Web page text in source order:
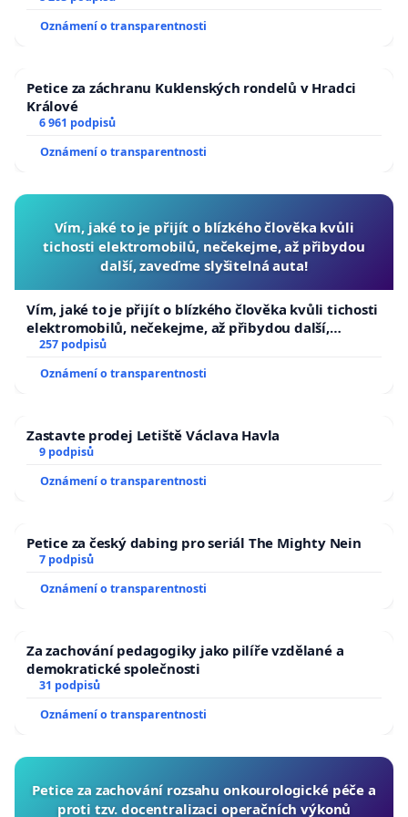
když není provozovatelem parku, a brání mu v
inspektorů, kteří ignorují usychající lesy a
poškozenou krajinu, neboť největším problémem je
pro ně Krtkův svět.
Celá kauza je zveřejněná ve Facebook skupině Krtek
Oznámení o transparentnosti
Petice za záchranu Kuklenských rondelů v Hradci
Králové
6 961 podpisů
Oznámení o transparentnosti
Vím, jaké to je přijít o blízkého člověka kvůli
tichosti elektromobilů, nečekejme, až přibydou
další, zaveďme slyšitelná auta!
Vím, jaké to je přijít o blízkého člověka kvůli tichosti
elektromobilů, nečekejme, až přibydou další,
zaveďme slyšitelná auta!
257 podpisů
Oznámení o transparentnosti
Zastavte prodej Letiště Václava Havla
9 podpisů
Oznámení o transparentnosti
Petice za český dabing pro seriál The Mighty Nein
7 podpisů
Oznámení o transparentnosti
Za zachování pedagogiky jako pilíře vzdělané a
demokratické společnosti
31 podpisů
Oznámení o transparentnosti
Petice za zachování rozsahu onkourologické péče a
proti tzv. docentralizaci operačních výkonů